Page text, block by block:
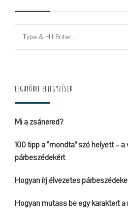
Looking
for
LEGUTÓBBI BEJEGYZÉSEK
Mi a zsánered?
100 tipp a “mondta” szó helyett –
párbeszédekért
Hogyan írj élvezetes
Hogyan mutass be egy karaktert a